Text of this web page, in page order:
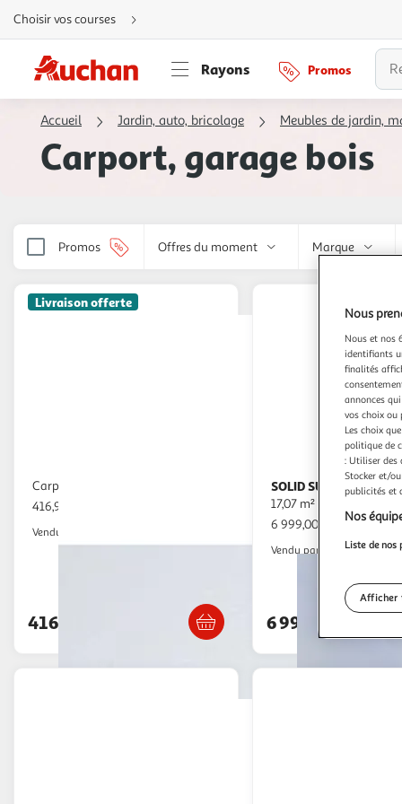
Aller
directement
au
Aller
directement
à
la
Aller
la
navigation
besoin
Choisir vos courses
Rayons Promos
Accueil Jardin, auto, bricolage Meubles de jardin,
Carport, garage bois
Promos Offres du moment Marque
Livraison offerte
Carport bois adossé 15 m²
416,90€ / pce
Vendu par
416,90€
SOLID SUPERIAGarage bois Telfer
17,07 m² avec porte
6 999,00€ / pce
Vendu par Habitat et
Livraison dès
6 999,00€
Nous
Nous et nos
identifiants
finalités
annonces
vos choix ou
Les choix
politique de
: Utiliser des
Stocker et/
publicités et
Nos
Liste de nos
Afficher